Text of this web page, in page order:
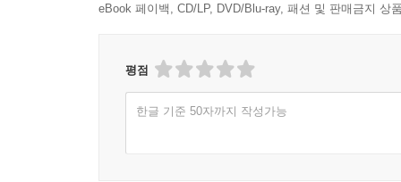
eBook 페이백, CD/LP, DVD/Blu-ray, 패션 및 판매금지 상
평점
한글 기준 50자까지 작성가능